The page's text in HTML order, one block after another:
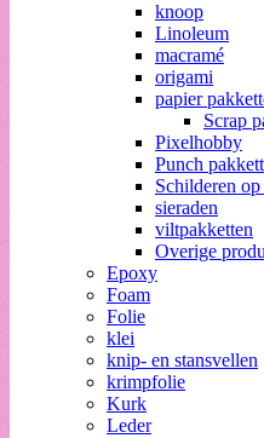
knoop
Linoleum
macramé
origami
papier
Scrap
Pixelhobby
Punch
Schilderen
sieraden
viltpakketten
Overige
Epoxy
Foam
Folie
klei
knip- en stansvellen
krimpfolie
Kurk
Leder